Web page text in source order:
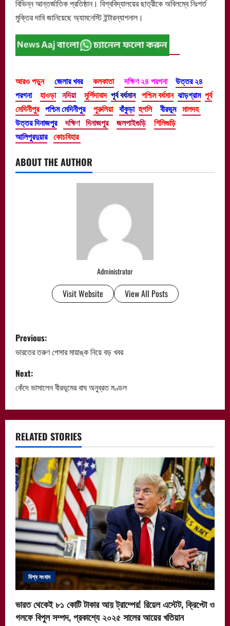
বিভিন্ন আন্তর্জাতিক প্রতিষ্ঠান। বিশ্ববিদ্যালয়ের ছাত্রীকে অবিলম্বে নিঃশর্ত
মুক্তির দাবি জানিয়েছে অ্যামনেস্টি ইন্টারন্যাশনাল।
আরও পড়ুন জেলার খবর কলকাতা দক্ষিণ ২৪ পরগনা
উত্তর ২৪
পরগনা
হাওড়া নদিয়া মুর্শিদাবাদ পূর্ব বর্ধমান পশ্চিম বর্ধমান ঝাড়গ্রাম পূর্ব
মেদিনীপুর পশ্চিম মেদিনীপুর পুরুলিয়া বাঁকুড়া হুগলি বীরভূম মালদহ
উত্তর দিনাজপুর
দক্ষিণ দিনাজপুর জলপাইগুড়ি
শিলিগুড়ি
আলিপুরদুয়ার কোচবিহার
ABOUT THE AUTHOR
Administrator
Visit Website View All Posts
P
o
s
t
n
a
v
i
g
a
t
i
o
n
Previous:
ভারতের তরুণ পেসার মায়াঙ্ক নিয়ে বড় খবর
Next:
কেঁদে ভাসালেন বীরভূমের বাঘ অনুব্রত মণ্ডল
RELATED STORIES
বিশ্ব সংবাদ
ভারত থেকেই ৮১ কোটি টাকার আয় ট্রাম্পের! রিয়েল এস্টেট, ক্রিপ্টো ও
গলফে বিপুল সম্পদ, প্রকাশ্যে ২০২৫ সালের আয়ের খতিয়ান